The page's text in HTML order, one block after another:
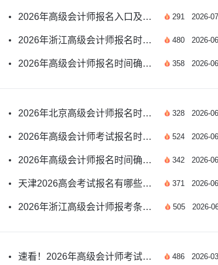
2026年高级会计师报名入口及报名时间如何安排？ 291 2026-
2026年浙江高级会计师报名时间及条件有哪些？ 480 2026-
2026年高级会计师报名时间确定了吗？速看 358 2026-
2026年北京高级会计师报名时间确定了吗？ 328 2026-
2026年高级会计师考试报名时间公布了吗？ 524 2026-
2026年高级会计师报名时间确定了吗？速看 342 2026-
天津2026高会考试报名有哪些重要提示？ 371 2026-
2026年浙江高级会计师报考条件和时间是什么？ 505 2026-
速看！2026年高级会计师考试报名时间已公布 486 2026-